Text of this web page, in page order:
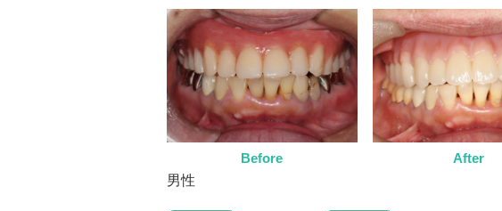
Before
After
男性